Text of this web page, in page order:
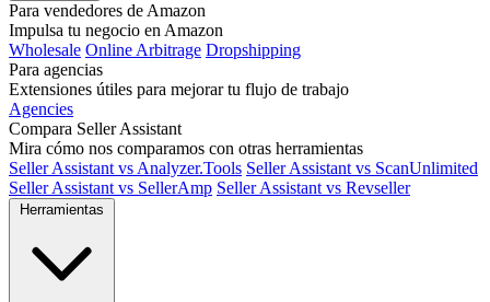
Para vendedores de Amazon
Impulsa tu negocio en Amazon
Wholesale Online Arbitrage Dropshipping
Para agencias
Extensiones útiles para mejorar tu flujo de trabajo
Agencies
Compara Seller Assistant
Mira cómo nos comparamos con otras herramientas
Seller Assistant vs Analyzer.Tools Seller Assistant vs ScanUnlimited
Seller Assistant vs SellerAmp Seller Assistant vs Revseller